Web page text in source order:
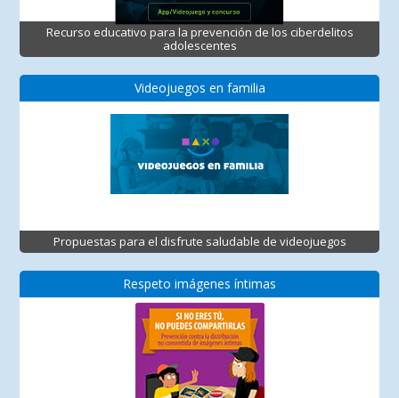
Recurso educativo para la prevención de los ciberdelitos
adolescentes
Videojuegos en familia
Propuestas para el disfrute saludable de videojuegos
Respeto imágenes íntimas